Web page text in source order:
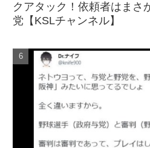
クアタック！依頼者はまさ
党【KSLチャンネル】